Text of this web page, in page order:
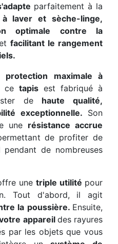
parfaitement à la
à laver et sèche-linge,
optimale contre la
facilitant le rangement
protection maximale à
ce tapisest fabriqué à
de haute qualité,
exceptionnelle. Son
une résistance accrue
de profiter de
de nombreuses
une triple utilité pour
Tout d'abord, il agit
la poussière. Ensuite,
appareildes rayures
par les objets que vous